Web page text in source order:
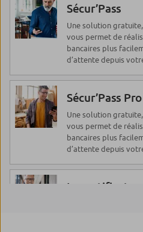
informatique, un
malveillant est un
à votre ordinateur.
Caisse d’Epargne
pratiques.
L’ingénierie
sociaux
Véritable pratique de
l’ingénierie sociale
de plus en plus
contre ses dangers,
Sécur’Pass
Une solution
vous permet de
bancaires plus
d’attente depuis
Sécur’Pass Pro
Une solution
vous permet de
bancaires plus
d’attente depuis
Le certificat